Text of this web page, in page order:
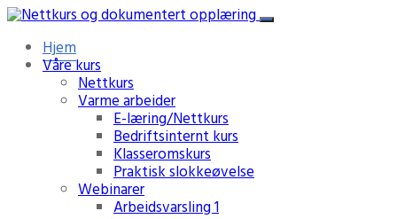
Hjem
Våre kurs
Nettkurs
Varme arbeider
E-læring/Nettkurs
Bedriftsinternt kurs
Klasseromskurs
Praktisk slokkeøvelse
Webinarer
Arbeidsvarsling 1